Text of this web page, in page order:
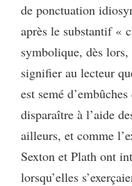
de ponctuation
après le substantif «
symbolique, dès lors,
signifier au lecteur
est semé
disparaître à l’aide
ailleurs, et comme
Sexton et Plath ont
lorsqu’elles